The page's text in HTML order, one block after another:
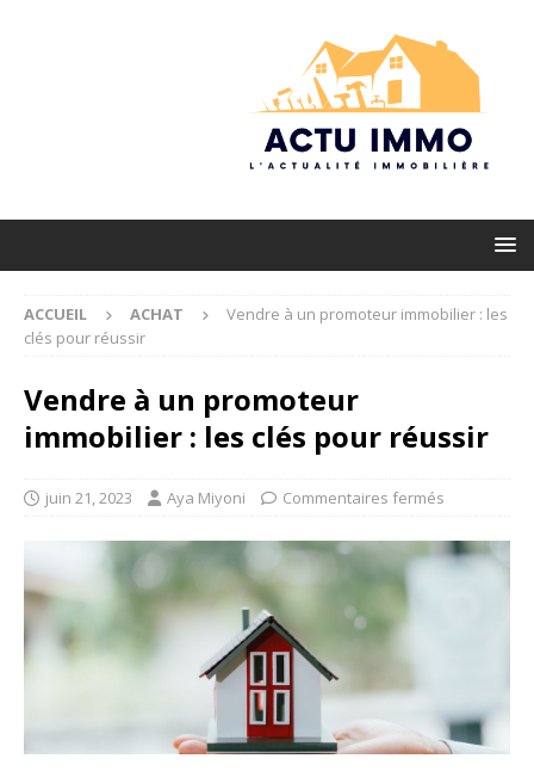
ACCUEIL ACHAT
Vendre à un promoteur immobilier : les
clés pour réussir
Vendre à un promoteur
immobilier : les clés pour réussir
juin 21, 2023 Aya Miyoni Commentaires fermés